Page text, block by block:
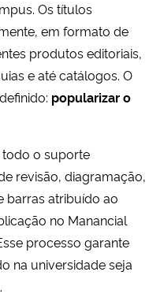
Os títulos
em formato de
produtos editoriais,
e até catálogos. O
popularizar o
o suporte
revisão, diagramação,
barras atribuído ao
no Manancial
processo garante
na universidade seja